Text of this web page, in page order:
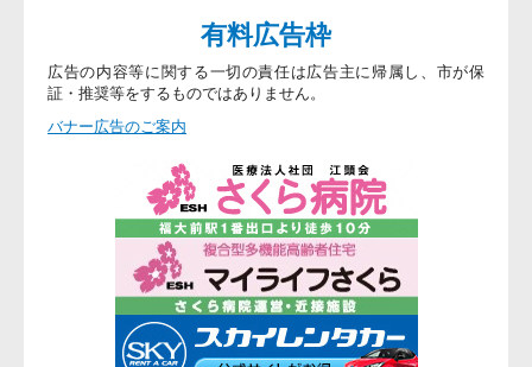
有料広告枠
広告の内容等に関する一切の責任は広告主に帰属し、市が保
証・推奨等をするものではありません。
バナー広告のご案内